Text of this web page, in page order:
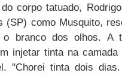
corpo tatuado,
(SP) como Musquito,
o branco dos olhos. A
injetar tinta na
"Chorei tinta dois